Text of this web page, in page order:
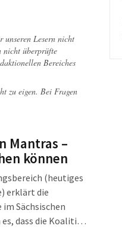
unseren Lesern nicht
nicht überprüfte
Bereiches
zu eigen. Bei Fragen
Mantras –
können
(heutiges
erklärt die
Sächsischen
dass die Koalition